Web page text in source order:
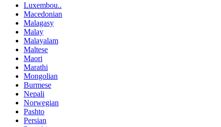
Luxembou..
Macedonian
Malagasy
Malay
Malayalam
Maltese
Maori
Marathi
Mongolian
Burmese
Nepali
Norwegian
Pashto
Persian